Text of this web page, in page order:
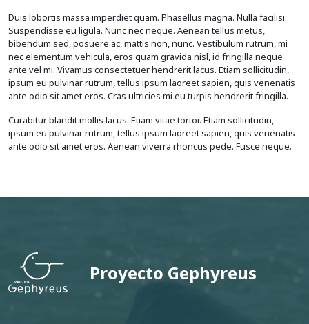
Duis lobortis massa imperdiet quam. Phasellus magna. Nulla facilisi.
Suspendisse eu ligula. Nunc nec neque. Aenean tellus metus,
bibendum sed, posuere ac, mattis non, nunc. Vestibulum rutrum, mi
nec elementum vehicula, eros quam gravida nisl, id fringilla neque
ante vel mi. Vivamus consectetuer hendrerit lacus. Etiam sollicitudin,
ipsum eu pulvinar rutrum, tellus ipsum laoreet sapien, quis venenatis
ante odio sit amet eros. Cras ultricies mi eu turpis hendrerit fringilla.
Curabitur blandit mollis lacus. Etiam vitae tortor. Etiam sollicitudin,
ipsum eu pulvinar rutrum, tellus ipsum laoreet sapien, quis venenatis
ante odio sit amet eros. Aenean viverra rhoncus pede. Fusce neque.
Proyecto Gephyreus